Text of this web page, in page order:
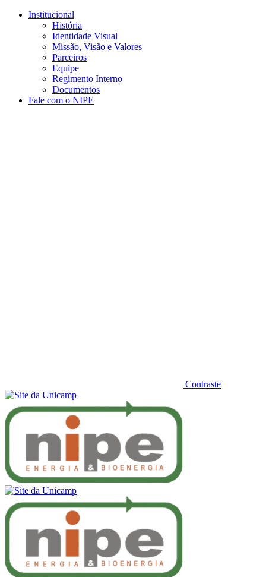
Conteúdo principal
Institucional
História
Identidade Visual
Missão, Visão e Valores
Parceiros
Equipe
Regimento Interno
Documentos
Fale com o NIPE
Contraste